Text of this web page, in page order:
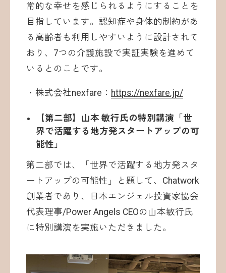
常的な幸せを感じられるようにすることを
目指しています。認知症や身体的制約があ
る高齢者も利用しやすいように設計されて
おり、7つの介護施設で実証実験を進めて
いるとのことです。
・株式会社nexfare： https://nexfare.jp/
【第二部】山本 敏行氏の特別講演「世
界で活躍する地方発スタートアップの可
能性」
第二部では、「世界で活躍する地方発スタ
ートアップの可能性」と題して、Chatwork
創業者であり、日本エンジェル投資家協会
代表理事/Power Angels CEOの山本敏行氏
に特別講演を実施いただきました。